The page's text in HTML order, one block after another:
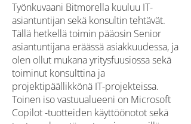
Työnkuvaani Bitmorella kuuluu IT-
asiantuntijan sekä konsultin tehtävät.
Tällä hetkellä toimin pääosin Senior
asiantuntijana eräässä asiakkuudessa, ja
olen ollut mukana yritysfuusiossa sekä
toiminut konsulttina ja
projektipäällikkönä IT-projekteissa.
Toinen iso vastuualueeni on Microsoft
Copilot -tuotteiden käyttöönotot sekä